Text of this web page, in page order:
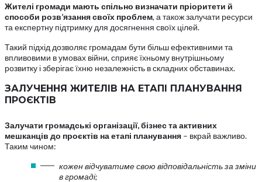
Жителі громади мають спільно визначати пріоритети й
способи розв’язання своїх проблем, а також залучати ресурси
та експертну підтримку для досягнення своїх цілей.
Такий підхід дозволяє громадам бути більш ефективними та
впливовими в умовах війни, сприяє їхньому внутрішньому
розвитку і зберігає їхню незалежність в складних обставинах.
ЗАЛУЧЕННЯ ЖИТЕЛІВ НА ЕТАПІ ПЛАНУВАННЯ
ПРОЄКТІВ
Залучати громадські організації, бізнес та активних
мешканців до проєктів на етапі планування – вкрай важливо.
Таким чином:
кожен відчуватиме свою відповідальність за зміни
в громаді;